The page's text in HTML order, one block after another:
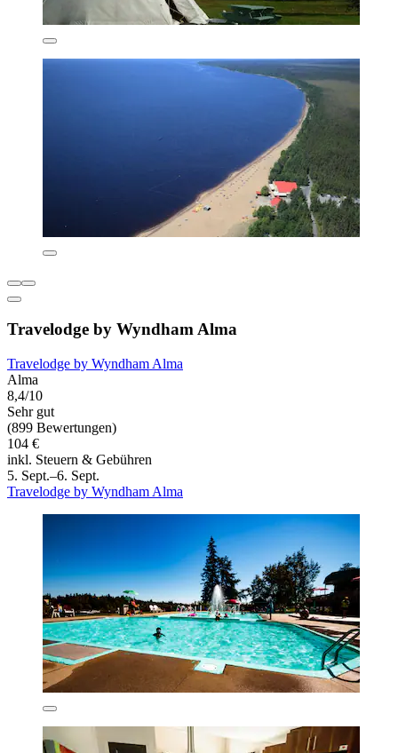
Travelodge by Wyndham Alma
Travelodge by Wyndham Alma
Alma
8,4/10
Sehr gut
(899 Bewertungen)
104 €
inkl. Steuern & Gebühren
5. Sept.–6. Sept.
Travelodge by Wyndham Alma